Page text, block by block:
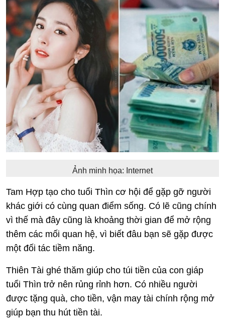
Ảnh minh họa: Internet
Tam Hợp tạo cho tuổi Thìn cơ hội để gặp gỡ người
khác giới có cùng quan điểm sống. Có lẽ cũng chính
vì thế mà đây cũng là khoảng thời gian để mở rộng
thêm các mối quan hệ, vì biết đâu bạn sẽ gặp được
một đối tác tiềm năng.
Thiên Tài ghé thăm giúp cho túi tiền của con giáp
tuổi Thìn trở nên rủng rỉnh hơn. Có nhiều người
được tặng quà, cho tiền, vận may tài chính rộng mở
giúp bạn thu hút tiền tài.